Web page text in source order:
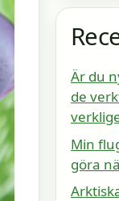
Är du
de
Min
göra